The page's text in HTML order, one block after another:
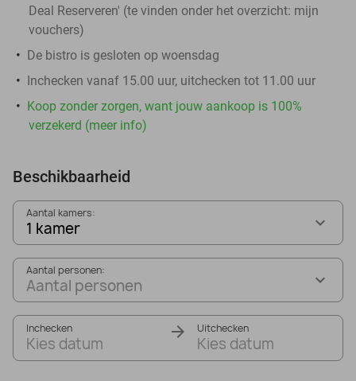
Deal Reserveren' (te vinden onder het overzicht: mijn
vouchers)
De bistro is gesloten op woensdag
Inchecken vanaf 15.00 uur, uitchecken tot 11.00 uur
Koop zonder zorgen, want jouw aankoop is 100%
verzekerd (meer info)
Beschikbaarheid
Aantal kamers:
1 kamer
Aantal personen:
Aantal personen
Inchecken
Kies datum
Uitchecken
Kies datum